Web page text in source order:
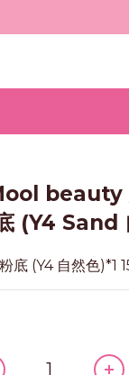
beauty
(Y4 Sand
底 (Y4 自然色)*1